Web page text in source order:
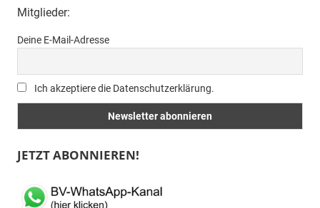
Mitglieder:
Deine E-Mail-Adresse
Ich akzeptiere die Datenschutzerklärung.
JETZT ABONNIEREN!